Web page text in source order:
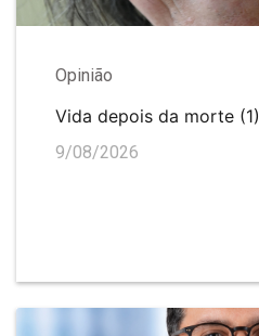
Opinião
Vida depois da morte (1)
9/08/2026